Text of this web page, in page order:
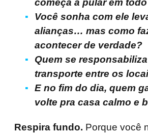
começa a pular em
Você sonha com ele
alianças… mas como
acontecer de verdade?
Quem se
transporte entre os
E no fim do dia, quem
volte pra casa calmo e
Respira fundo. Porque você